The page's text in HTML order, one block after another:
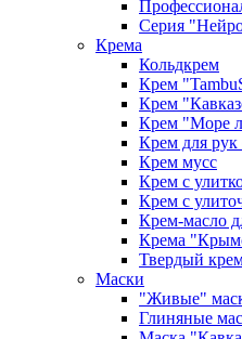
Серия
Крема
Кольдкрем
Крем
Крем
Крем "Море
Крем для рук
Крем мусс
Крем с
Крем с
Крем-масло
Крема
Твердый
Маски
"Живые"
Глиняные